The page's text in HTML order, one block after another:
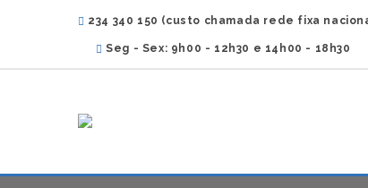
234 340 150 (custo chamada rede fixa
Seg - Sex: 9h00 - 12h30 e 14h00 - 18h30